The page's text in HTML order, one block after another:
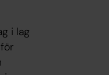
i lag